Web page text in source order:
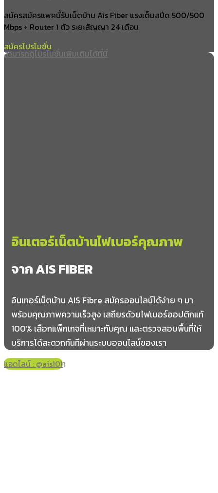
สมัครสมัครแพคนี้รับเน็ตบ้าน Ais Fiber แรงเต็มสปีด 500/500
Mbps + Router 1 ตัว ระยะสัญญา 24 เดือน
สมัครโปรโมชั่น
สามารถดูโปรโมชั่นเพิ่มเติมได้ที่นี่
อินเตอร์เน็ตบ้านไฟเบอร์คุณภาพ
จาก AIS FIBER
อินเทอร์เน็ตบ้าน AIS Fibre สมัครออนไลน์ได้ง่าย ๆ มา
พร้อมคุณภาพความเร็วสูง เสถียรด้วยไฟเบอร์ออปติกแท้
100% เลือกแพ็กเกจที่เหมาะกับคุณ และตรวจสอบพื้นที่ให้
บริการได้สะดวกทันทีผ่านระบบออนไลน์ของเรา
โทร 061-178-2421
แอดไลน์ : @ais101